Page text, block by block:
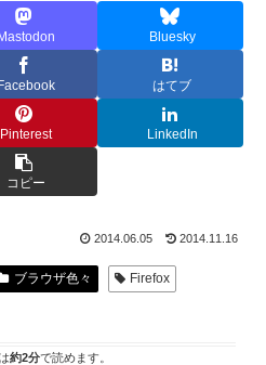
Mastodon Bluesky
Facebook はてブ
Pinterest LinkedIn
コピー
2014.06.05 2014.11.16
ブラウザ色々
Firefox
約2分で読めます。